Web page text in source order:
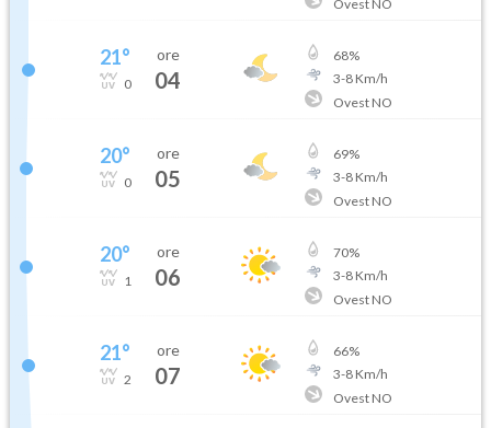
Ovest NO
21°
0
ore
04
68%
3-8Km/h
Ovest NO
20°
0
ore
05
69%
3-8Km/h
Ovest NO
20°
1
ore
06
70%
3-8Km/h
Ovest NO
21°
2
ore
07
66%
3-8Km/h
Ovest NO